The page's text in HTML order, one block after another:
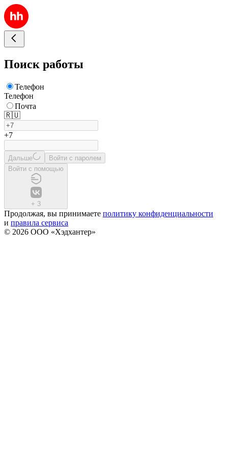
Поиск работы
Телефон
Телефон
Почта
🇷🇺
+7
Дальше
Войти с паролем
Войти с помощью
+ 3
Продолжая, вы принимаете политику конфиденциальности
и правила сервиса
© 2026 ООО «Хэдхантер»